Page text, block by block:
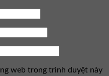
web trong trình duyệt này